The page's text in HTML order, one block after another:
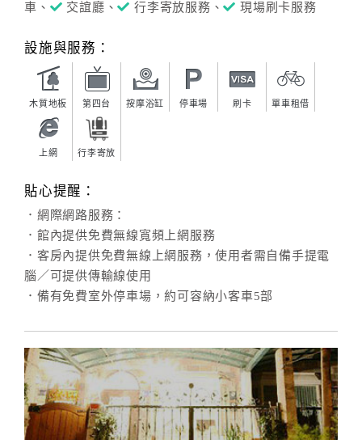
車、
交誼廳、 行李寄放服務、 現場刷卡服務
設施與服務：
木質地板 第四台 按摩浴缸 停車場 刷卡 單車租借
上網 行李寄放
貼心提醒：
．網際網路服務：
．館內提供免費無線寬頻上網服務
．客房內提供免費無線上網服務，使用者需自備手提電
腦／可提供傳輸線使用
．備有免費室外停車場，約可容納小客車5部